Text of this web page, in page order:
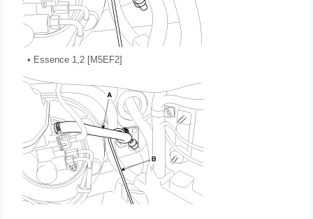
• Essence 1,2 [M5EF2]